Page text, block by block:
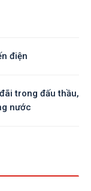
điện
trong đấu thầu,
nước